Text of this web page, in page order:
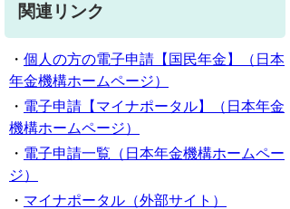
関連リンク
・ 個人の方の電子申請【国民年金】（日本
年金機構ホームページ）
・ 電子申請【マイナポータル】（日本年金
機構ホームページ）
・ 電子申請一覧（日本年金機構ホームペー
ジ）
・ マイナポータル（外部サイト）